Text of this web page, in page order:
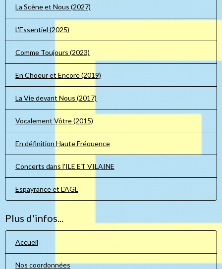
La Scène et Nous (2027)
L'Essentiel (2025)
Comme Toujours (2023)
En Choeur et Encore (2019)
La Vie devant Nous (2017)
Vocalement Vôtre (2015)
En définition Haute Fréquence
Concerts dans l'ILE ET VILAINE
Espayrance et L'AGL
Plus d'infos...
Accueil
Nos coordonnées